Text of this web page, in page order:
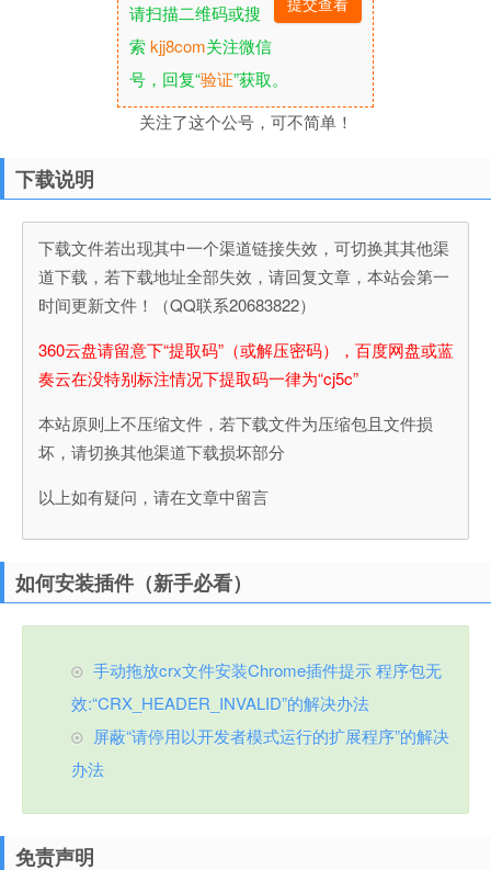
请扫描二维码或搜
索kjj8com关注微信
号，回复“验证”获取。
关注了这个公号，可不简单！
下载说明
下载文件若出现其中一个渠道链接失效，可切换其其他渠
道下载，若下载地址全部失效，请回复文章，本站会第一
时间更新文件！（QQ联系20683822）
360云盘请留意下“提取码”（或解压密码），百度网盘或蓝
奏云在没特别标注情况下提取码一律为“cj5c”
本站原则上不压缩文件，若下载文件为压缩包且文件损
坏，请切换其他渠道下载损坏部分
以上如有疑问，请在文章中留言
如何安装插件（新手必看）
手动拖放crx文件安装Chrome插件提示 程序包无
效:“CRX_HEADER_INVALID”的解决办法
屏蔽“请停用以开发者模式运行的扩展程序”的解决
办法
免责声明